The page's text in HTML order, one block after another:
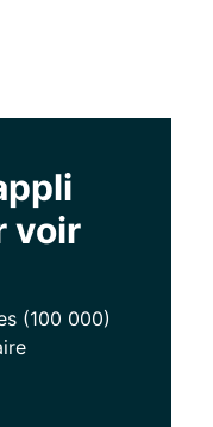
voir
(100 000)